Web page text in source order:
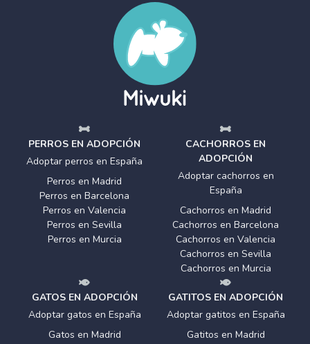
PERROS EN ADOPCIÓN
Adoptar perros en España
Perros en Madrid
Perros en Barcelona
Perros en Valencia
Perros en Sevilla
Perros en Murcia
CACHORROS EN
ADOPCIÓN
Adoptar cachorros en
España
Cachorros en Madrid
Cachorros en Barcelona
Cachorros en Valencia
Cachorros en Sevilla
Cachorros en Murcia
GATOS EN ADOPCIÓN
Adoptar gatos en España
Gatos en Madrid
GATITOS EN ADOPCIÓN
Adoptar gatitos en España
Gatitos en Madrid